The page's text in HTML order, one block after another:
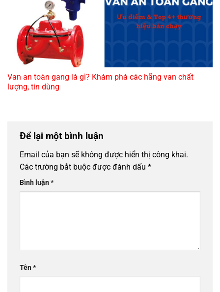
Van an toàn gang là gì? Khám phá các hãng van chất
lượng, tin dùng
Để lại một bình luận
Email của bạn sẽ không được hiển thị công khai.
Các trường bắt buộc được đánh dấu *
Bình luận*
Tên*